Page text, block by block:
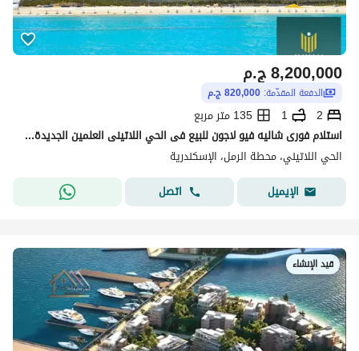
ج.م8,200,000
الدفعة المقدّمة: 820,000 ج.م
2
1
135 متر مربع
استلام فورى شاليه فيو لاجون للبيع فى الحي اللاتينى العلمين الجديدة قسط على 3 سنين , العلمين الجديدة الحي اللاتينى Latin district new alamein
الحي اللاتيني، محطة الرمل، الإسكندرية
الإيميل
اتصل
قيد الإنشاء